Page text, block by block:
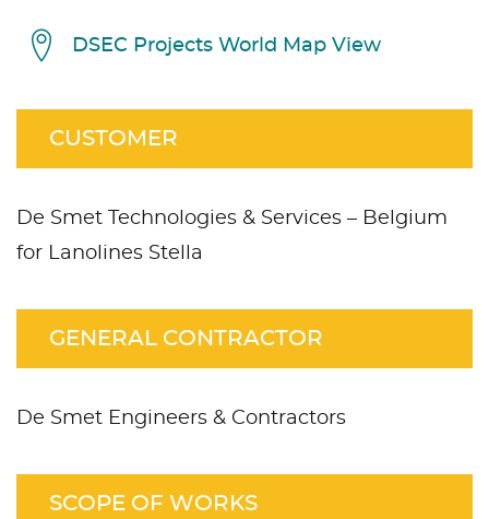
DSEC Projects World Map View
CUSTOMER
De Smet Technologies & Services – Belgium
for Lanolines Stella
GENERAL CONTRACTOR
De Smet Engineers & Contractors
SCOPE OF WORKS